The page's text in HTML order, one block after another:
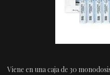
Viene en una caja de 30